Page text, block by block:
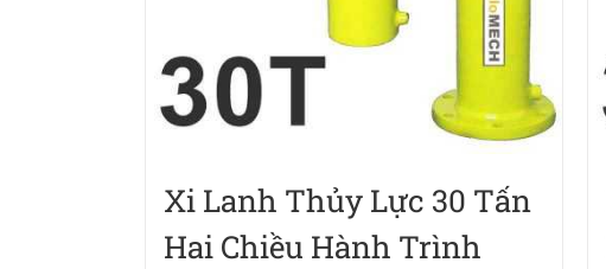
Xi Lanh Thủy Lực 30 Tấn
Hai Chiều Hành Trình